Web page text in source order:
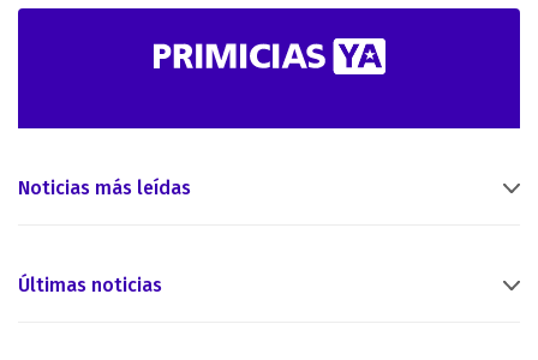
Noticias más leídas
Últimas noticias